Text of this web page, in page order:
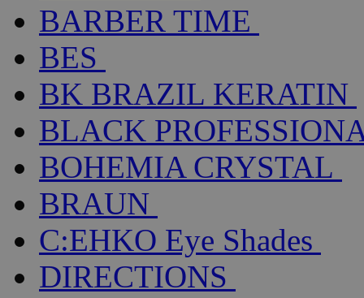
BARBER TIME
BES
BK BRAZIL KERATIN
BLACK
BOHEMIA CRYSTAL
BRAUN
C:EHKO Eye Shades
DIRECTIONS